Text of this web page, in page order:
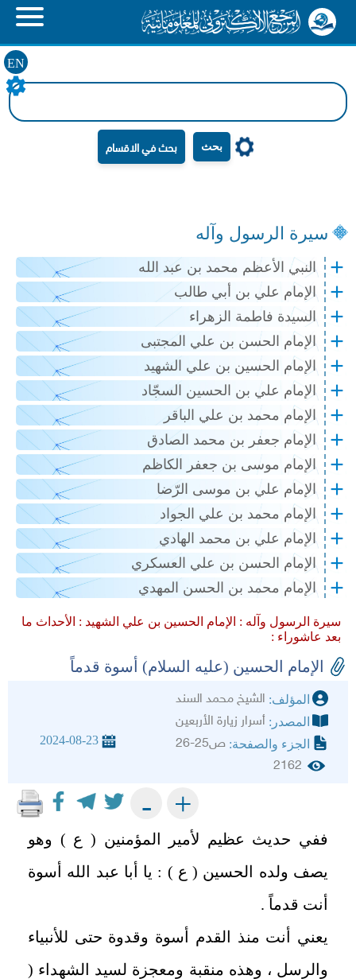
EN
بحث
سيرة الرسول وآله
النبي الأعظم محمد بن عبد الله
الإمام علي بن أبي طالب
السيدة فاطمة الزهراء
الإمام الحسن بن علي المجتبى
الإمام الحسين بن علي الشهيد
الإمام علي بن الحسين السجّاد
الإمام محمد بن علي الباقر
الإمام جعفر بن محمد الصادق
الإمام موسى بن جعفر الكاظم
الإمام علي بن موسى الرّضا
الإمام محمد بن علي الجواد
الإمام علي بن محمد الهادي
الإمام الحسن بن علي العسكري
الإمام محمد بن الحسن المهدي
سيرة الرسول وآله : الإمام الحسين بن علي الشهيد : الأحداث ما
بعد عاشوراء :
الإمام الحسين (عليه السلام) أسوة قدماً
المؤلف: الشيخ محمد السند
المصدر: أسرار زيارة الأربعين
الجزء والصفحة: ص25-26 2024-08-23
2162
+
-
ففي حديث عظيم لأمير المؤمنين ( ع ) وهو
يصف ولده الحسين ( ع ) : يا أبا عبد الله أسوة
أنت قدماً .
يعني أنت منذ القدم أسوة وقدوة حتى للأنبياء
والرسل ، وهذه منقبة ومعجزة لسيد الشهداء (